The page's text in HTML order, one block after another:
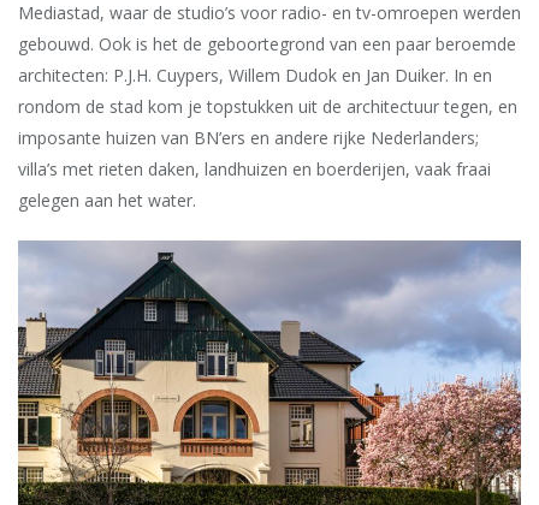
Mediastad, waar de studio’s voor radio- en tv-omroepen werden
gebouwd. Ook is het de geboortegrond van een paar beroemde
architecten: P.J.H. Cuypers, Willem Dudok en Jan Duiker. In en
rondom de stad kom je topstukken uit de architectuur tegen, en
imposante huizen van BN’ers en andere rijke Nederlanders;
villa’s met rieten daken, landhuizen en boerderijen, vaak fraai
gelegen aan het water.